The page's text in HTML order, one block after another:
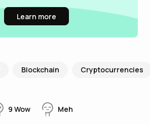
Learn more
Blockchain Cryptocurrencies
9 Wow Meh